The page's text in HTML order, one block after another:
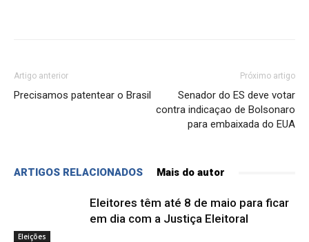
Artigo anterior
Precisamos patentear o Brasil
Próximo artigo
Senador do ES deve votar
contra indicaçao de Bolsonaro
para embaixada do EUA
ARTIGOS RELACIONADOS Mais do autor
Eleições
Eleitores têm até 8 de maio para ficar
em dia com a Justiça Eleitoral